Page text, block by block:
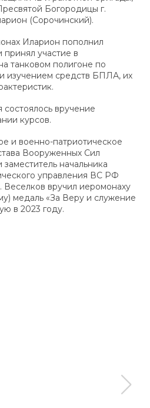
Богородицы г.
(Сорочинский).
Иларион пополнил
принял участие в
танковом полигоне по
изучением средств БПЛА, их
вручение
курсов.
и военно-патриотическое
Вооруженных Сил
начальника
управления ВС РФ
вручил иеромонаху
медаль «За Веру и служение
в 2023 году.